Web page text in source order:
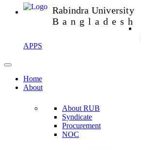
Rabindra University
Bangladesh
APPS
Home
About
About RUB
Syndicate
Procurement
NOC